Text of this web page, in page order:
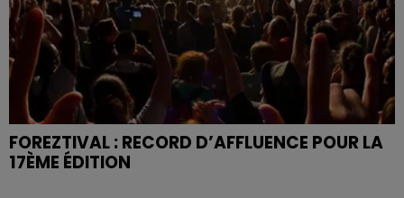
FOREZTIVAL : RECORD D’AFFLUENCE POUR LA
17ÈME ÉDITION